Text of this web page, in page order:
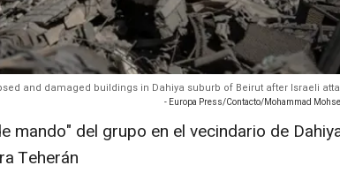
and damaged buildings in Dahiya suburb of Beirut after Israeli
- Europa Press/Contacto/Mohammad
mando" del grupo en el vecindario de
Teherán